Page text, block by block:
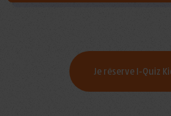
Je réserve I-Quiz